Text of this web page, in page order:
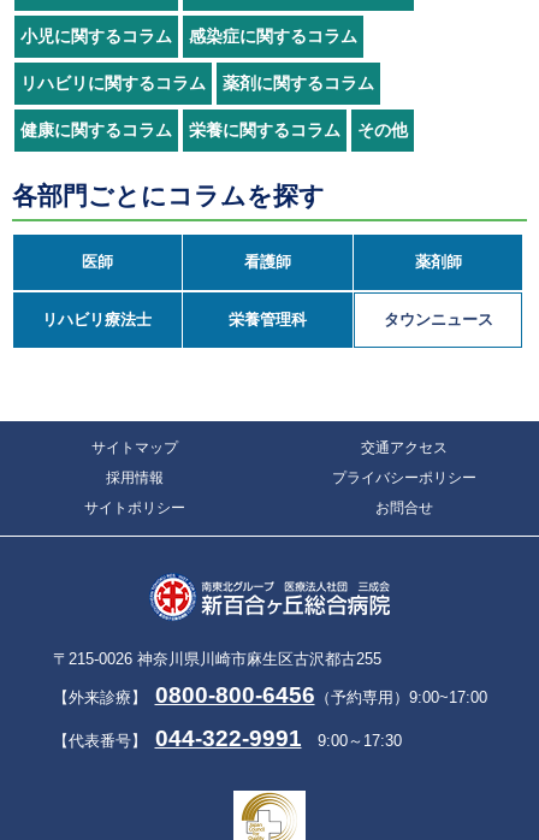
小児に関するコラム 感染症に関するコラム
リハビリに関するコラム 薬剤に関するコラム
健康に関するコラム 栄養に関するコラム その他
各部門ごとにコラムを探す
医師 看護師 薬剤師
リハビリ療法士 栄養管理科 タウンニュース
サイトマップ 交通アクセス
採用情報 プライバシーポリシー
サイトポリシー お問合せ
〒215-0026 神奈川県川崎市麻生区古沢都古255
【外来診療】 0800-800-6456 （予約専用）9:00~17:00
【代表番号】 044-322-9991 9:00～17:30